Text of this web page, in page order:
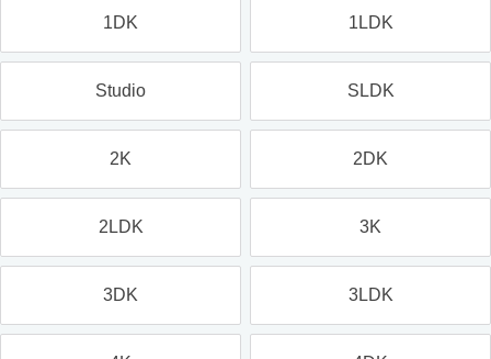
1DK 1LDK
Studio SLDK
2K 2DK
2LDK 3K
3DK 3LDK